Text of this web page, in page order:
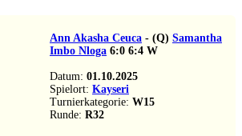
Ann Akasha Ceuca - (Q) Samantha
Imbo Nloga 6:0 6:4 W
Datum: 01.10.2025
Spielort: Kayseri
Turnierkategorie: W15
Runde: R32